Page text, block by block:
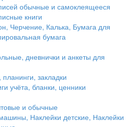
обычные и самоклеящееся
книги
Черчение, Калька, Бумага для
бумага
дневнички и анкеты для
закладки
учёта, бланки, ценники
и обычные
Наклейки детские, Наклейки